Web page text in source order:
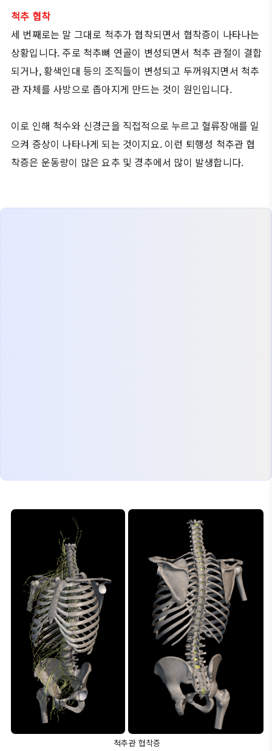
척추 협착
세 번째로는 말 그대로 척추가 협착되면서 협착증이 나타나는
상황입니다. 주로 척추뼈 연골이 변성되면서 척추 관절이 결합
되거나, 황색인대 등의 조직들이 변성되고 두꺼워지면서 척추
관 자체를 사방으로 좁아지게 만드는 것이 원인입니다.
이로 인해 척수와 신경근을 직접적으로 누르고 혈류장애를 일
으켜 증상이 나타나게 되는 것이지요. 이런 퇴행성 척추관 협
착증은 운동량이 많은 요추 및 경추에서 많이 발생합니다.
척추관 협착증